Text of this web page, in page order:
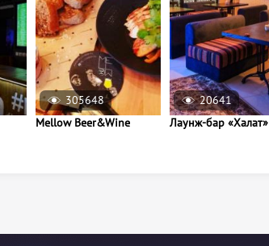
305648
Mellow Beer&Wine
20641
Лаунж-бар «Халат»